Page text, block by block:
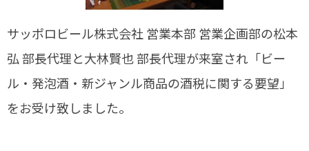
サッポロビール株式会社 営業本部 営業企画部の松本
弘 部長代理と大林賢也 部長代理が来室され「ビー
ル・発泡酒・新ジャンル商品の酒税に関する要望」
をお受け致しました。